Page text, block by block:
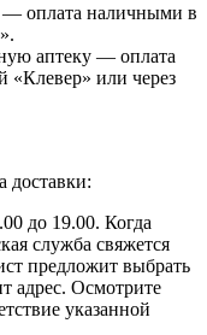
— оплата наличными в
аптеку — оплата
или через
доставки:
до 19.00. Когда
служба свяжется
предложит выбрать
адрес. Осмотрите
указанной